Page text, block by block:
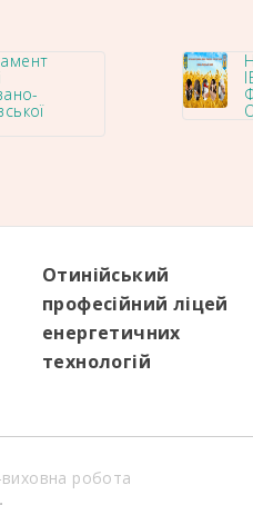
Отинійський
професійний ліцей
енергетичних
технологій
робота